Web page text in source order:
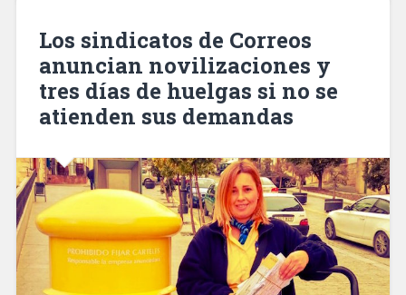
ancianos
para
que
mejoren
su
peatones
y
usuarios
del
autobús»
Los sindicatos de Correos
anuncian novilizaciones y
tres días de huelgas si no se
atienden sus demandas